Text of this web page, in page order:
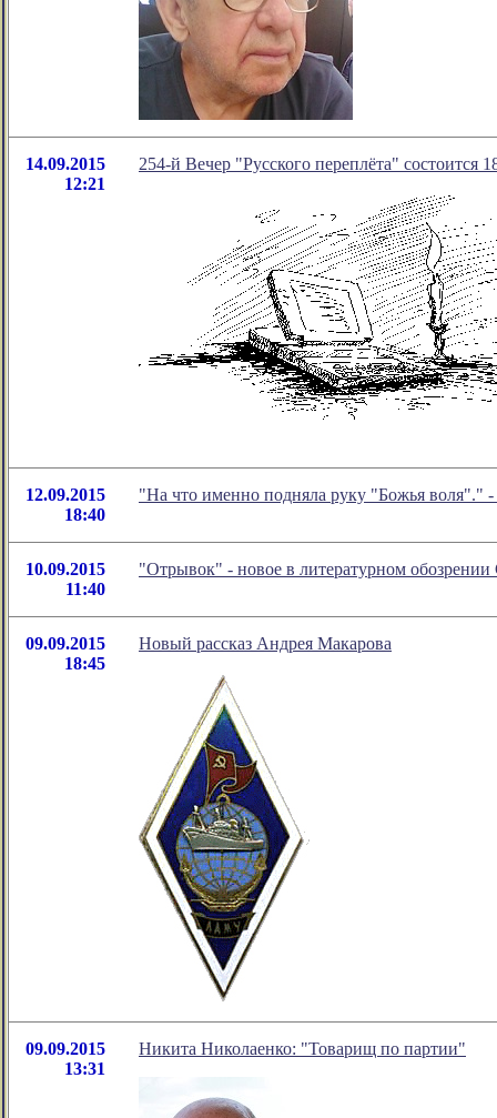
14.09.2015
12:21
254-й Вечер "Русского переплёта" состоится
12.09.2015
18:40
"На что именно подняла руку "Божья воля"."
10.09.2015
11:40
"Отрывок" - новое в литературном
09.09.2015
18:45
Новый рассказ Андрея Макарова
09.09.2015
13:31
Никита Николаенко: "Товарищ по партии"